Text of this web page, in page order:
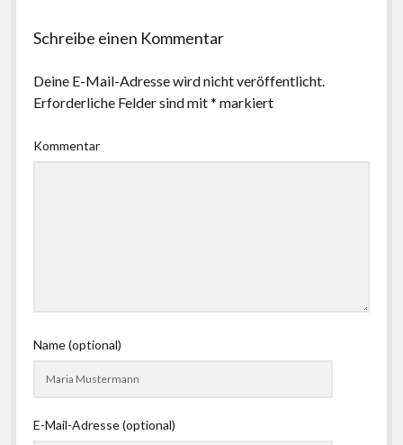
Schreibe einen Kommentar
Deine E-Mail-Adresse wird nicht veröffentlicht.
Erforderliche Felder sind mit* markiert
Kommentar
Name (optional)
E-Mail-Adresse (optional)